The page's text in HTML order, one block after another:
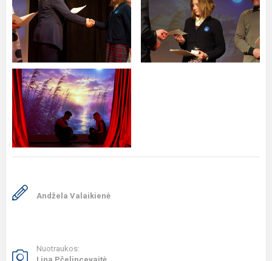
Andžela Valaikienė
Nuotraukos: